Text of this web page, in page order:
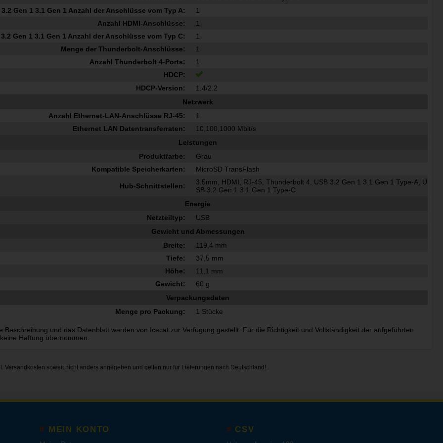
3.2 Gen 1 3.1 Gen 1 Anzahl der Anschlüsse vom Typ A:
1
Anzahl HDMI-Anschlüsse:
1
3.2 Gen 1 3.1 Gen 1 Anzahl der Anschlüsse vom Typ C:
1
Menge der Thunderbolt-Anschlüsse:
1
Anzahl Thunderbolt 4-Ports:
1
HDCP:
HDCP-Version:
1.4/2.2
Netzwerk
Anzahl Ethernet-LAN-Anschlüsse RJ-45:
1
Ethernet LAN Datentransferraten:
10,100,1000 Mbit/s
Leistungen
Produktfarbe:
Grau
Kompatible Speicherkarten:
MicroSD TransFlash
Hub-Schnittstellen:
3.5mm, HDMI, RJ-45, Thunderbolt 4, USB 3.2 Gen 1 3.1 Gen 1 Type-A, U
SB 3.2 Gen 1 3.1 Gen 1 Type-C
Energie
Netzteiltyp:
USB
Gewicht und Abmessungen
Breite:
119,4 mm
Tiefe:
37,5 mm
Höhe:
11,1 mm
Gewicht:
60 g
Verpackungsdaten
Menge pro Packung:
1 Stücke
Beschreibung und das Datenblatt werden von Icecat zur Verfügung gestellt. Für die Richtigkeit und Vollständigkeit der aufgeführten
Haftung übernommen.
Versandkosten soweit nicht anders angegeben und gelten nur für Lieferungen nach Deutschland!
MEIN KONTO CSV